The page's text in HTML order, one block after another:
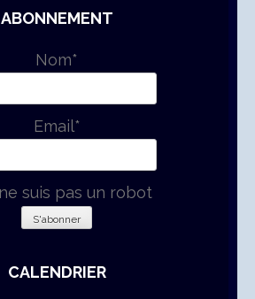
ABONNEMENT
Nom*
Email*
suis pas un robot
CALENDRIER